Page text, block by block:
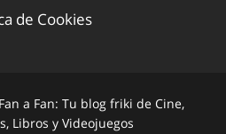
de Cookies
a Fan: Tu blog friki de Cine,
Libros y Videojuegos